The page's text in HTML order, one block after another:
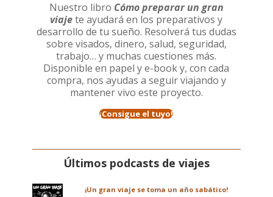
Nuestro libro Cómo preparar un gran
viajete ayudará en los preparativos y
desarrollo de tu sueño. Resolverá tus dudas
sobre visados, dinero, salud, seguridad,
trabajo… y muchas cuestiones más.
Disponible en papel y e-book y, con cada
compra, nos ayudas a seguir viajando y
mantener vivo este proyecto.
¡Consigue el tuyo!
Últimos podcasts de viajes
¡Un gran viaje se toma un año sabático!